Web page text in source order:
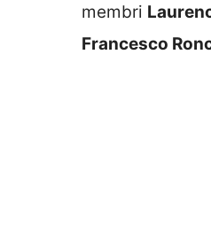
membri
Francesco